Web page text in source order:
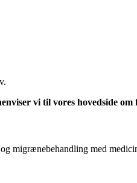
vi til vores hovedside om